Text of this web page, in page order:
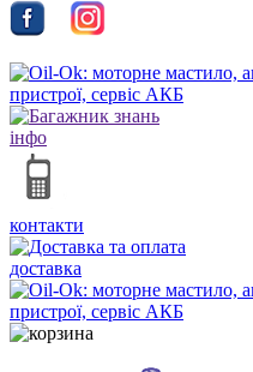
інфо
контакти
доставка